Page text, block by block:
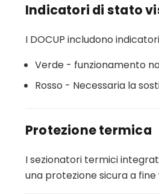
Indicatori di stato
I DOCUP includono
Verde - funzionamento
Rosso - Necessaria la
Protezione termica
I sezionatori termici
una protezione sicura a fine